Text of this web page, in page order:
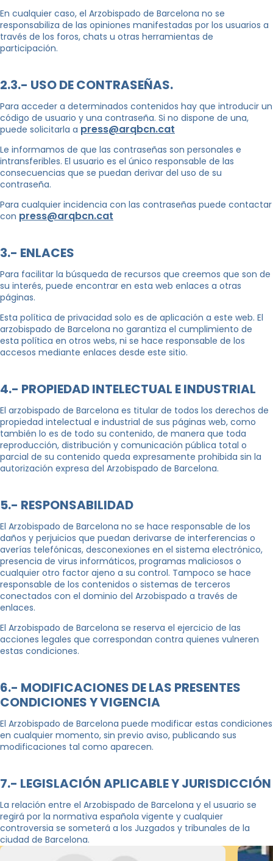
En cualquier caso, el Arzobispado de Barcelona no se
responsabiliza de las opiniones manifestadas por los usuarios a
través de los foros, chats u otras herramientas de
participación.
2.3.- USO DE CONTRASEÑAS.
Para acceder a determinados contenidos hay que introducir un
código de usuario y una contraseña. Si no dispone de una,
puede solicitarla a press@arqbcn.cat
Le informamos de que las contraseñas son personales e
intransferibles. El usuario es el único responsable de las
consecuencias que se puedan derivar del uso de su
contraseña.
Para cualquier incidencia con las contraseñas puede contactar
con press@arqbcn.cat
3.- ENLACES
Para facilitar la búsqueda de recursos que creemos que son de
su interés, puede encontrar en esta web enlaces a otras
páginas.
Esta política de privacidad solo es de aplicación a este web. El
arzobispado de Barcelona no garantiza el cumplimiento de
esta política en otros webs, ni se hace responsable de los
accesos mediante enlaces desde este sitio.
4.- PROPIEDAD INTELECTUAL E INDUSTRIAL
El arzobispado de Barcelona es titular de todos los derechos de
propiedad intelectual e industrial de sus páginas web, como
también lo es de todo su contenido, de manera que toda
reproducción, distribución y comunicación pública total o
parcial de su contenido queda expresamente prohibida sin la
autorización expresa del Arzobispado de Barcelona.
5.- RESPONSABILIDAD
El Arzobispado de Barcelona no se hace responsable de los
daños y perjuicios que puedan derivarse de interferencias o
averías telefónicas, desconexiones en el sistema electrónico,
presencia de virus informáticos, programas maliciosos o
cualquier otro factor ajeno a su control. Tampoco se hace
responsable de los contenidos o sistemas de terceros
conectados con el dominio del Arzobispado a través de
enlaces.
El Arzobispado de Barcelona se reserva el ejercicio de las
acciones legales que correspondan contra quienes vulneren
estas condiciones.
6.- MODIFICACIONES DE LAS PRESENTES
CONDICIONES Y VIGENCIA
El Arzobispado de Barcelona puede modificar estas condiciones
en cualquier momento, sin previo aviso, publicando sus
modificaciones tal como aparecen.
7.- LEGISLACIÓN APLICABLE Y JURISDICCIÓN
La relación entre el Arzobispado de Barcelona y el usuario se
regirá por la normativa española vigente y cualquier
controversia se someterá a los Juzgados y tribunales de la
ciudad de Barcelona.